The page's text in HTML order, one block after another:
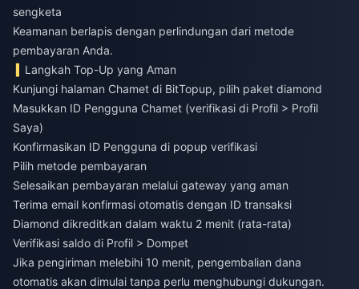
sengketa
Keamanan berlapis dengan perlindungan dari metode
pembayaran Anda.
Langkah Top-Up yang Aman
Kunjungi halaman Chamet di BitTopup, pilih paket diamond
Masukkan ID Pengguna Chamet (verifikasi di Profil > Profil
Saya)
Konfirmasikan ID Pengguna di popup verifikasi
Pilih metode pembayaran
Selesaikan pembayaran melalui gateway yang aman
Terima email konfirmasi otomatis dengan ID transaksi
Diamond dikreditkan dalam waktu 2 menit (rata-rata)
Verifikasi saldo di Profil > Dompet
Jika pengiriman melebihi 10 menit, pengembalian dana
otomatis akan dimulai tanpa perlu menghubungi dukungan.